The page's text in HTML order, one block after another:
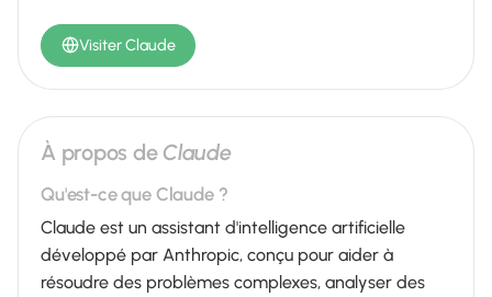
Visiter Claude
À propos de Claude
Qu'est-ce que Claude ?
Claude est un assistant d'intelligence artificielle
développé par Anthropic, conçu pour aider à
résoudre des problèmes complexes, analyser des